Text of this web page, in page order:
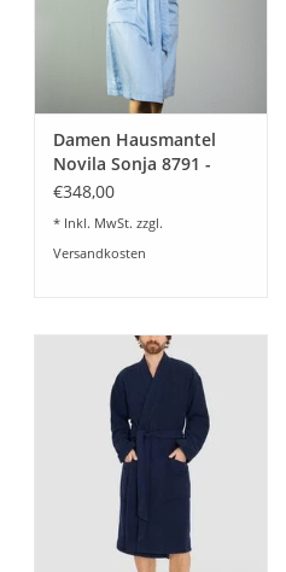
Damen Hausmantel
Novila Sonja 8791 -
gefüttert Frottier
€348,00
* Inkl. MwSt. zzgl.
Versandkosten